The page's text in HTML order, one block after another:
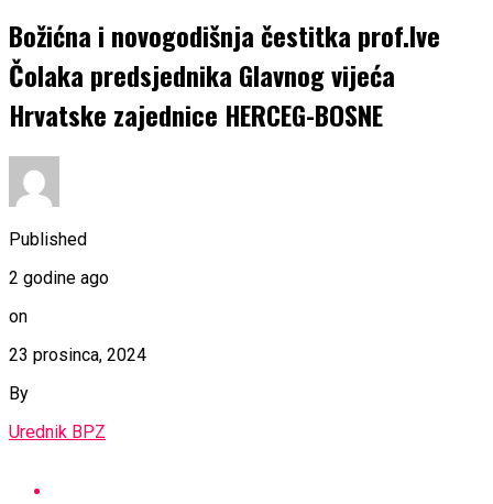
Božićna i novogodišnja čestitka prof.Ive
Čolaka predsjednika Glavnog vijeća
Hrvatske zajednice HERCEG-BOSNE
Published
2 godine ago
on
23 prosinca, 2024
By
Urednik BPZ